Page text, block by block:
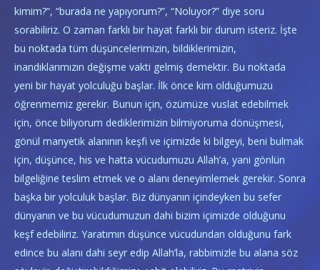
kimim?”, “burada ne yapıyorum?”, “Noluyor?” diye soru
sorabiliriz. O zaman farklı bir hayat farklı bir durum isteriz. İşte
bu noktada tüm düşüncelerimizin, bildiklerimizin,
inandıklarımızın değişme vakti gelmiş demektir. Bu noktada
yeni bir hayat yolculuğu başlar. İlk önce kim olduğumuzu
öğrenmemiz gerekir. Bunun için, özümüze vuslat edebilmek
için, önce biliyorum dediklerimizin bilmiyoruma dönüşmesi,
gönül manyetik alanının keşfi ve içimizde ki bilgeyi, beni bulmak
için, düşünce, his ve hatta vücudumuzu Allah’a, yani gönlün
bilgeliğine teslim etmek ve o alanı deneyimlemek gerekir. Sonra
başka bir yolculuk başlar. Biz dünyanın içindeyken bu sefer
dünyanın ve bu vücudumuzun dahi bizim içimizde olduğunu
keşf edebiliriz. Yaratımın düşünce vücudundan olduğunu fark
edince bu alanı dahi seyr edip Allah’la, rabbimizle bu alana söz